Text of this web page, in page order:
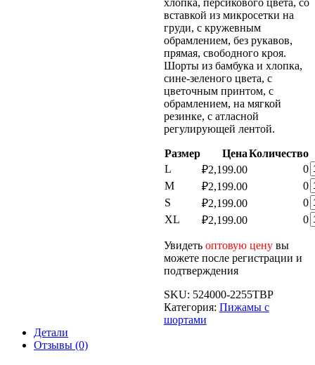
хлопка, персикового цвета, со
вставкой из микросетки на
груди, с кружевным
обрамлением, без рукавов,
прямая, свободного кроя.
Шорты из бамбука и хлопка,
сине-зеленого цвета, с
цветочным принтом, с
обрамлением, на мягкой
резинке, с атласной
регулирующей лентой.
Размер ЦенаКоличество
L
₽2,199.00 0
M ₽2,199.00 0
S ₽2,199.00 0
XL ₽2,199.00 0
Увидеть оптовую ценувы
можете после регистрации и
подтверждения
SKU: 524000-2255TBP
Категория: Пижамы с
шортами
Детали
Отзывы (0)